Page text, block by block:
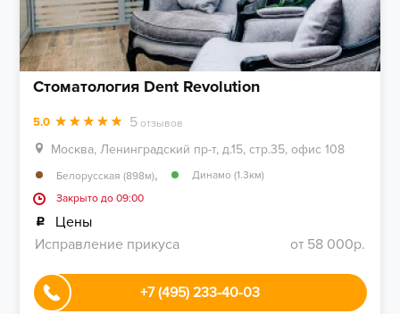
Стоматология Dent Revolution
5.0 5 отзывов
Москва, Ленинградский пр-т, д.15, стр.35, офис 108
Белорусская (898м),
Динамо (1.3км)
Закрыто до 09:00
Цены
Исправление прикуса
от 58 000р.
+7 (495) 233-40-03